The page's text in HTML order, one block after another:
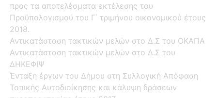
προς τα αποτελέσματα εκτέλεσης του
Προϋπολογισμού του Γ΄ τριμήνου οικονομικού έτους
2018.
Αντικατάσταση τακτικών μελών στο Δ.Σ του ΟΚΑΠΑ
Αντικατάσταση τακτικών μελών στο Δ.Σ του
ΔΗΚΕΦΙΨ
Ένταξη έργων του Δήμου στη Συλλογική Απόφαση
Τοπικής Αυτοδιοίκησης και κάλυψη δράσεων